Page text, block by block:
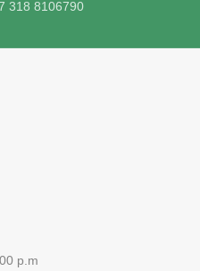
318 8106790
p.m